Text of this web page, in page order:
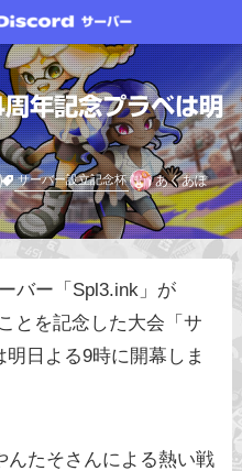
年記念プラベは明
サーバー設立記念杯 あくあぽ
バー「Spl3.ink」が
とを記念した大会「サ
日よる9時に開幕しま
んたそさんによる熱い戦